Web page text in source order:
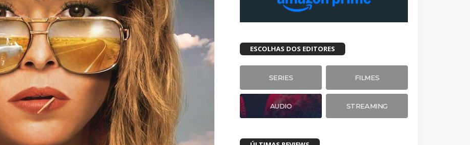
ESCOLHAS DOS EDITORES
SERIES FILMES
AUDIO STREAMING